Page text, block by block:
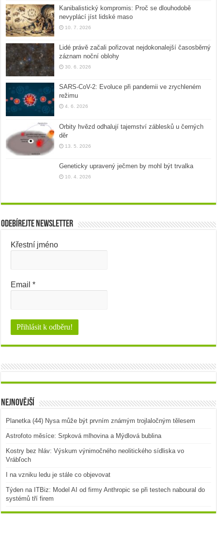
Kanibalistický kompromis: Proč se dlouhodobě
nevyplácí jíst lidské maso
10. 7. 2026
Lidé právě začali pořizovat nejdokonalejší časosběrný
záznam noční oblohy
30. 6. 2026
SARS-CoV-2: Evoluce při pandemii ve zrychleném
režimu
4. 6. 2026
Orbity hvězd odhalují tajemství záblesků u černých
děr
13. 5. 2026
Geneticky upravený ječmen by mohl být trvalka
10. 4. 2026
Odebírejte newsletter
Křestní jméno
Email*
Nejnovější
Planetka (44) Nysa může být prvním známým trojlaločným tělesem
Astrofoto měsíce: Srpková mlhovina a Mýdlová bublina
Kostry bez hláv: Výskum výnimočného neolitického sídliska vo
Vrábľoch
I na vzniku ledu je stále co objevovat
Týden na ITBiz: Model AI od firmy Anthropic se při testech naboural do
systémů tří firem